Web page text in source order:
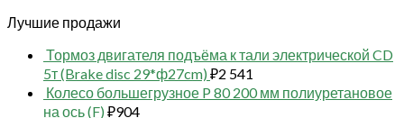
Лучшие продажи
Тормоз двигателя подъёма к тали электрической CD
5т (Brake disc 29*ф27cm) ₽2 541
Колесо большегрузное P 80 200 мм полиуретановое
на ось (F) ₽904